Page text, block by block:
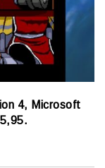
4, Microsoft